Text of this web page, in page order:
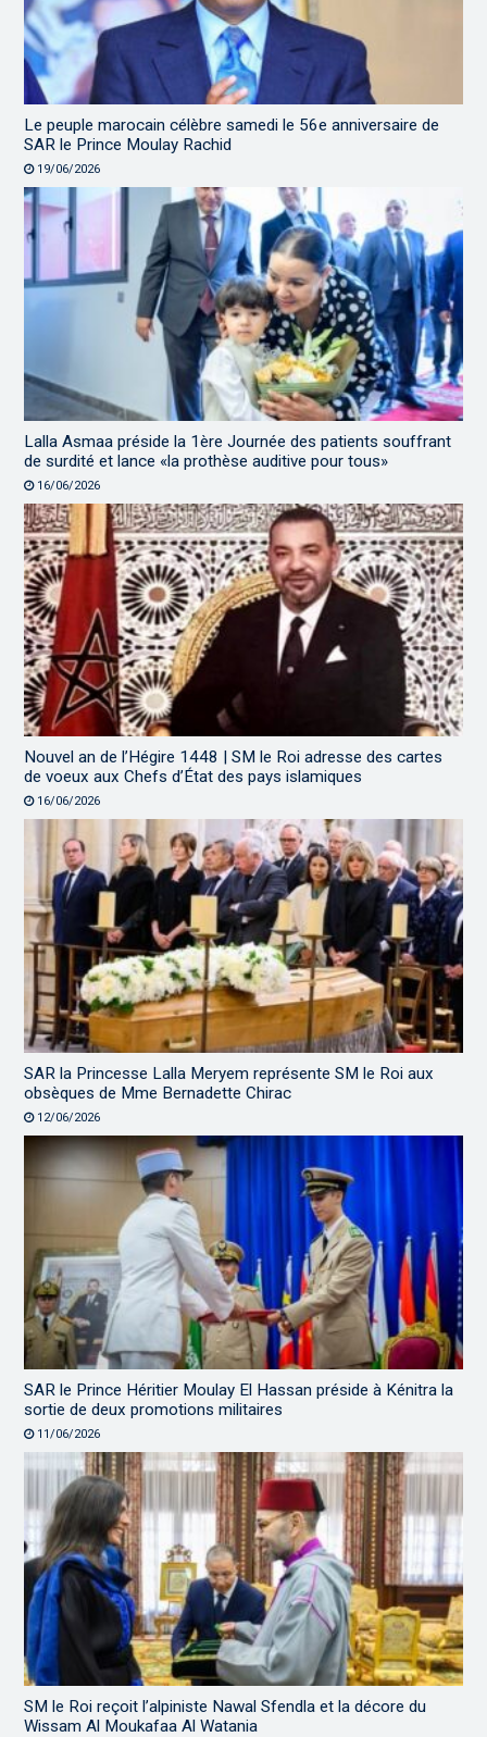
Le peuple marocain célèbre samedi le 56e anniversaire de
SAR le Prince Moulay Rachid
19/06/2026
Lalla Asmaa préside la 1ère Journée des patients souffrant
de surdité et lance «la prothèse auditive pour tous»
16/06/2026
Nouvel an de l’Hégire 1448 | SM le Roi adresse des cartes
de voeux aux Chefs d’État des pays islamiques
16/06/2026
SAR la Princesse Lalla Meryem représente SM le Roi aux
obsèques de Mme Bernadette Chirac
12/06/2026
SAR le Prince Héritier Moulay El Hassan préside à Kénitra la
sortie de deux promotions militaires
11/06/2026
SM le Roi reçoit l’alpiniste Nawal Sfendla et la décore du
Wissam Al Moukafaa Al Watania